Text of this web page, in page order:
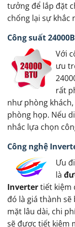
tưởng để lắp đặt
chống lại sự khắc
Công suất
Với
ưu
rất
như phòng
phòng họp. Nếu
nhắc lựa chọn
Công nghệ
Ưu
là
Invertertiết kiệm
đó là giá thành
mặt lâu dài, chi
sẽ được tiết kiệm